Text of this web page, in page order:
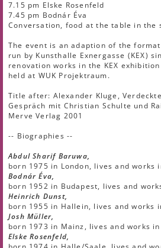
7.15 pm Elske Rosenfeld
7.45 pm Bodnár Éva
Conversation, food at the table in the
The event is an adaption of the format
run by Kunsthalle Exnergasse (KEX)
renovation works in the KEX
held at WUK Projektraum.
Title after: Alexander Kluge,
Gespräch mit Christian Schulte und
Merve Verlag 2001
-- Biographies --
Abdul Sharif Baruwa,
born 1975 in London, lives and works
Bodnár Éva,
born 1952 in Budapest, lives and
Heinrich Dunst,
born 1955 in Hallein, lives and works
Josh Müller,
born 1973 in Mainz, lives and works
Elske Rosenfeld,